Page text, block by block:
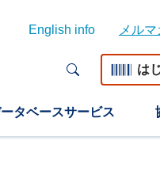
English info メル
は
タベースサービス